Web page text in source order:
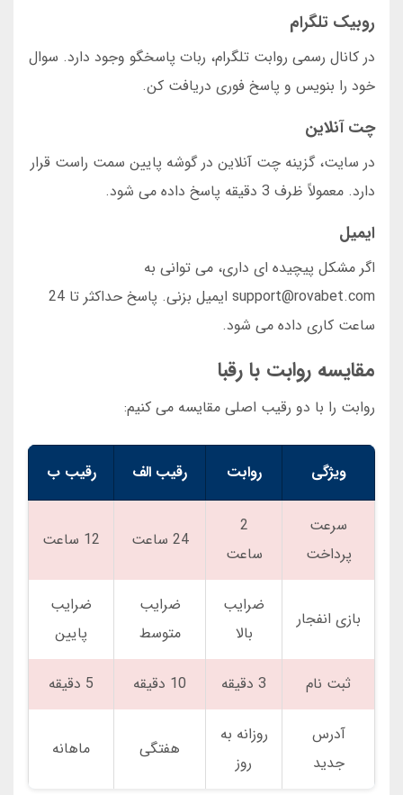
روبیک تلگرام
در کانال رسمی روابت تلگرام، ربات پاسخگو وجود دارد. سوال
خود را بنویس و پاسخ فوری دریافت کن.
چت آنلاین
در سایت، گزینه چت آنلاین در گوشه پایین سمت راست قرار
دارد. معمولاً ظرف 3 دقیقه پاسخ داده می شود.
ایمیل
اگر مشکل پیچیده ای داری، می توانی به
support@rovabet.com ایمیل بزنی. پاسخ حداکثر تا 24
ساعت کاری داده می شود.
مقایسه روابت با رقبا
روابت را با دو رقیب اصلی مقایسه می کنیم:
ویژگی روابت رقیب الف رقیب ب
سرعت
پرداخت
2
ساعت
24 ساعت 12 ساعت
بازی انفجار
ضرایب
بالا
ضرایب
متوسط
ضرایب
پایین
ثبت نام 3 دقیقه 10 دقیقه 5 دقیقه
آدرس
جدید
روزانه به
روز
هفتگی ماهانه